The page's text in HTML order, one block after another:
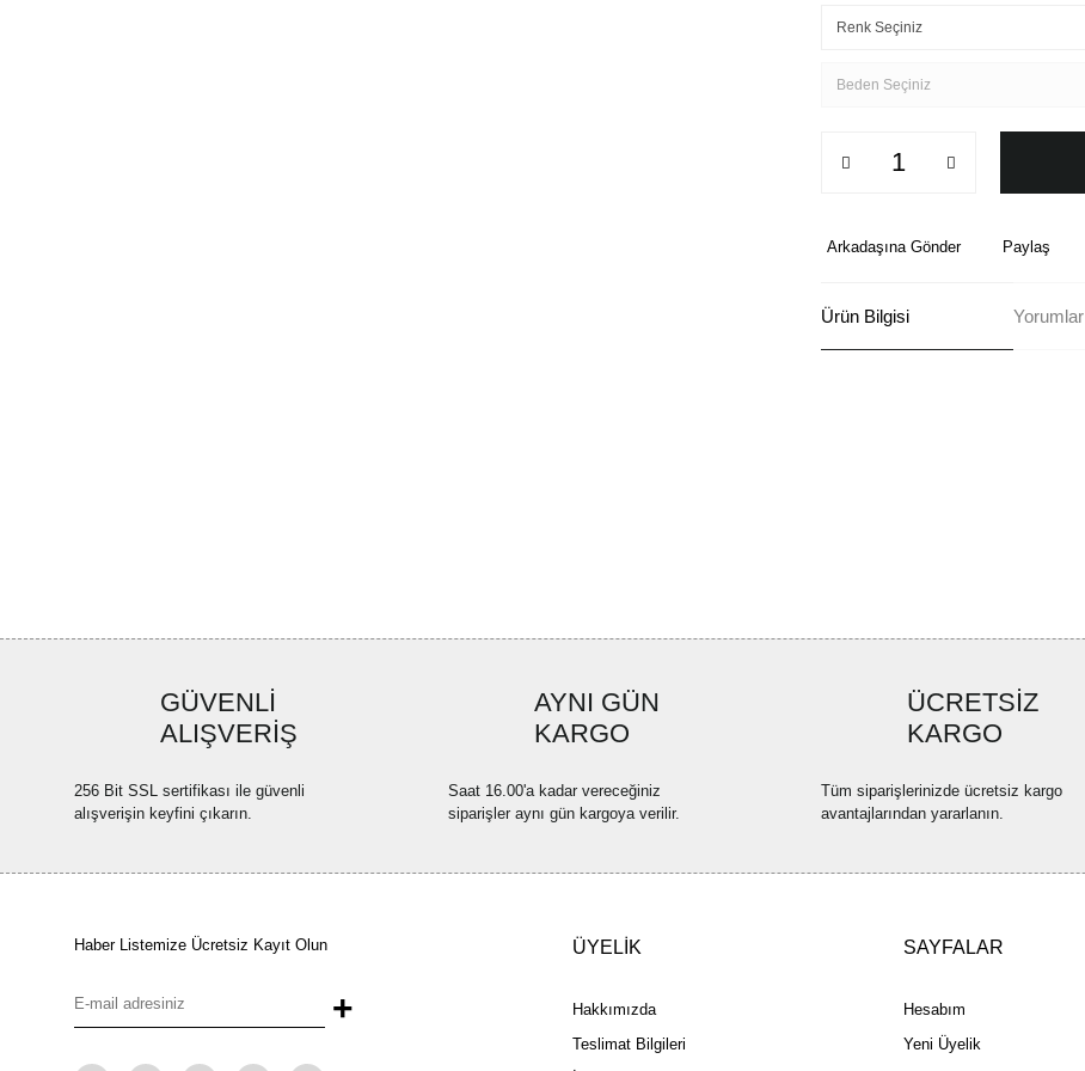
Arkadaşına Gönder Paylaş
Ürün Bilgisi Yorumlar
GÜVENLİ
ALIŞVERİŞ
256 Bit SSL sertifikası ile güvenli
alışverişin keyfini çıkarın.
AYNI GÜN
KARGO
Saat 16.00'a kadar vereceğiniz
siparişler aynı gün kargoya verilir.
ÜCRETSİZ
KARGO
Tüm siparişlerinizde ücretsiz kargo
avantajlarından yararlanın.
Haber Listemize Ücretsiz Kayıt Olun
+
ÜYELİK
Hakkımızda
Teslimat Bilgileri
SAYFALAR
Hesabım
Yeni Üyelik